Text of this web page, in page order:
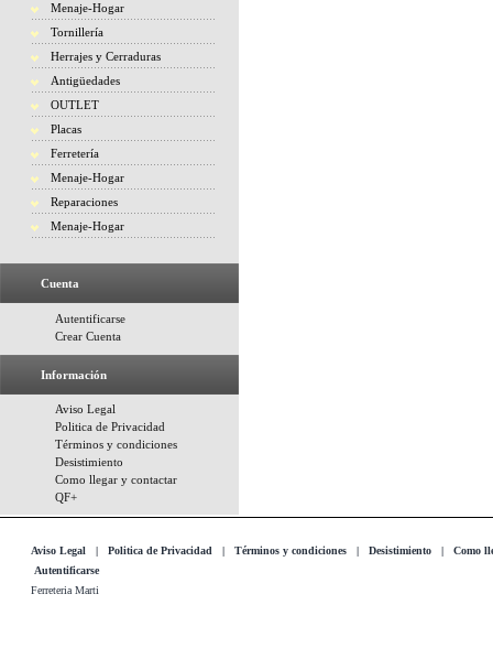
Menaje-Hogar
Tornillería
Herrajes y Cerraduras
Antigüedades
OUTLET
Placas
Ferretería
Menaje-Hogar
Reparaciones
Menaje-Hogar
Cuenta
Autentificarse
Crear Cuenta
Información
Aviso Legal
Politica de Privacidad
Términos y condiciones
Desistimiento
Como llegar y contactar
QF+
Aviso Legal | Politica de Privacidad | Términos y condiciones | Desistimiento | Como
Autentificarse
Ferreteria Marti